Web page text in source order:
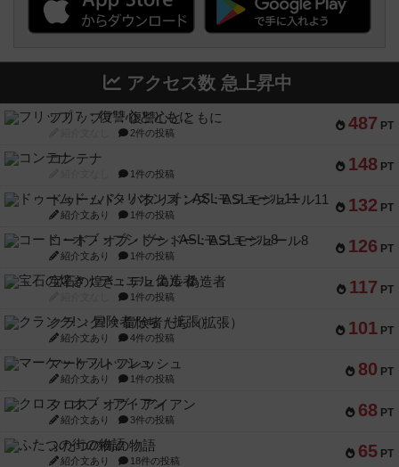
アクセス数 急上昇中
487 PT
フリップ７：復讐心とともに
2件の投稿
148 PT
コンテナ
1件の投稿
132 PT
ドゥームド・バタリオンズ：ASLモジュール11
紹介文あり 1件の投稿
126 PT
コード・オブ・ブシドー：ASLモジュール8
紹介文あり 1件の投稿
117 PT
宝石の煌き：デュエル 偽造者
1件の投稿
101 PT
クランク! ：冒険者たち（拡張）
紹介文あり 4件の投稿
80 PT
マーケットフレッシュ
紹介文あり 1件の投稿
68 PT
クロス・オブ・アイアン
紹介文あり 3件の投稿
65 PT
ふたつの街の物語
紹介文あり 18件の投稿